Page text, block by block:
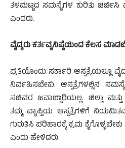
ತಳಮಟ್ಟದ ಸಮಸ್ಯೆಗಳ ಕುರಿತು ಚರ್ಚಿಸಿ
ಎಂದರು.
ವೈದ್ಯರು ಕರ್ತವ್ಯನಿಷ್ಠೆಯಿಂದ ಕೆಲಸ
ಪ್ರತಿಯೊಂದು ಸರ್ಕಾರಿ ಆಸ್ಪತ್ರೆಯಲ್ಲೂ
ನಿರ್ವಹಿಸಬೇಕು. ಆಸ್ಪತ್ರೆಗಳಲ್ಲಿನ
ಸಚಿವರ ಜವಾಬ್ದಾರಿಯಲ್ಲ. ಜಿಲ್ಲಾ
ತಮ್ಮ ವ್ಯಾಪ್ತಿಯ ಆಸ್ಪತ್ರೆಗಳಿಗೆ
ಗುರುತಿಸಿ ಪರಿಹಾರಕ್ಕೆ ಕ್ರಮ
ಎಂದು ಹೇಳಿದರು.